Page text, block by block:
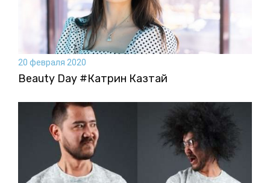
20 февраля 2020
Beauty Day #Катрин Казтай